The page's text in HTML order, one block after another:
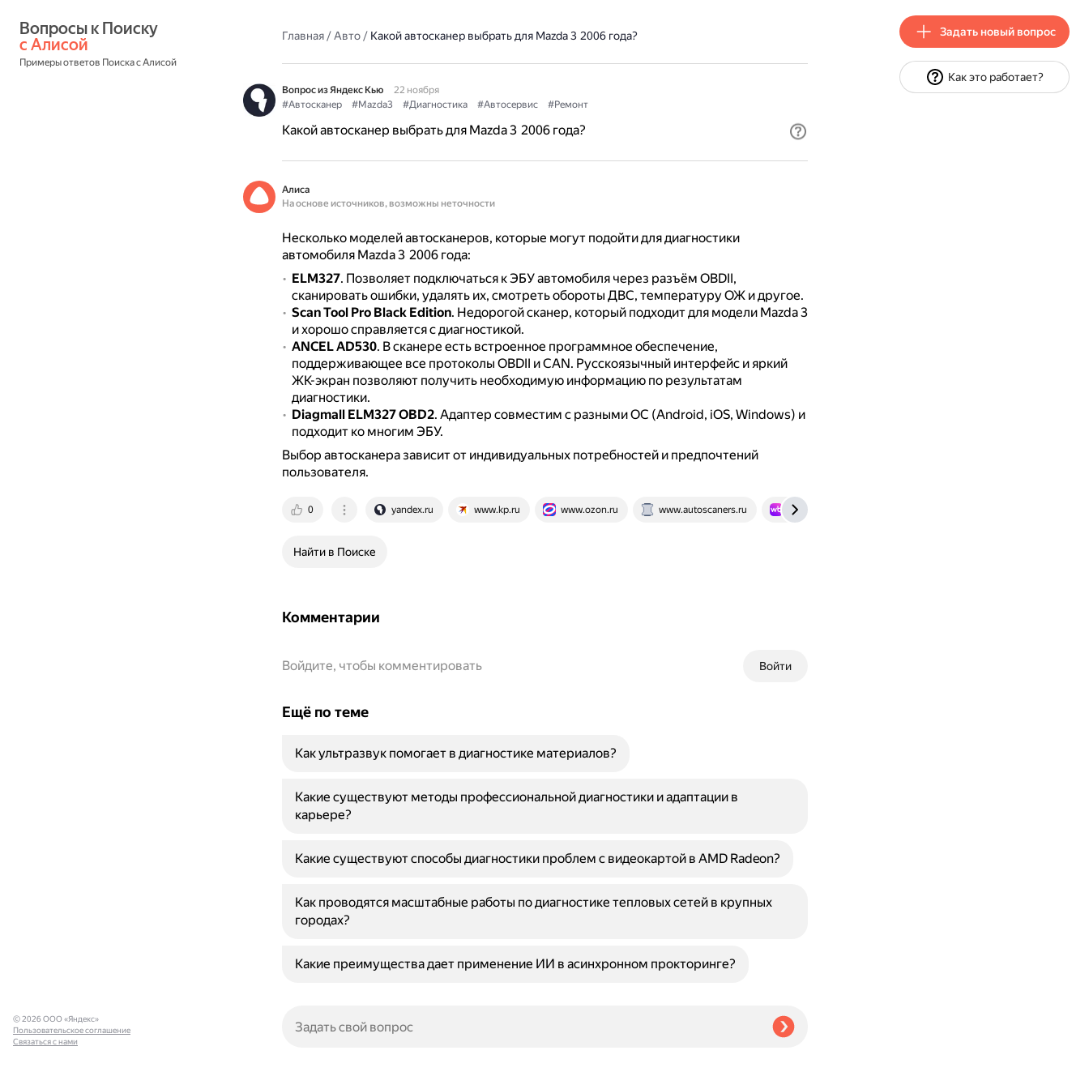
с Алисой
Примеры ответов Поиска с Алисой
Главная/Авто/ Какой автосканер выбрать для Mazda 3 2006 года?
Вопрос из Яндекс Кью
22 ноября
#Автосканер
#Mazda3 #Диагностика #Автосервис #Ремонт
Какой автосканер выбрать для Mazda 3 2006 года?
Алиса
На основе источников, возможны неточности
Несколько моделей автосканеров, которые могут подойти для диагностики
автомобиля Mazda 3 2006 года:
ELM327. Позволяет подключаться к ЭБУ автомобиля через разъём OBDII,
сканировать ошибки, удалять их, смотреть обороты ДВС, температуру ОЖ и другое.
Scan Tool Pro Black Edition. Недорогой сканер, который подходит для модели Mazda 3
и хорошо справляется с диагностикой.
ANCEL AD530. В сканере есть встроенное программное обеспечение,
поддерживающее все протоколы OBDII и CAN. Русскоязычный интерфейс и яркий
ЖК-экран позволяют получить необходимую информацию по результатам
диагностики.
Diagmall ELM327 OBD2. Адаптер совместим с разными ОС (Android, iOS, Windows) и
подходит ко многим ЭБУ.
Выбор автосканера зависит от индивидуальных потребностей и предпочтений
пользователя.
0 yandex.ru www.kp.ru www.ozon.ru www.autoscaners.ru www.wildberries.ru
Найти в Поиске
Комментарии
Войти
Войдите, чтобы комментировать
Ещё по теме
Как ультразвук помогает в диагностике материалов?
Какие существуют методы профессиональной диагностики и адаптации в
карьере?
Какие существуют способы диагностики проблем с видеокартой в AMD Radeon?
Как проводятся масштабные работы по диагностике тепловых сетей в крупных
городах?
Какие преимущества дает применение ИИ в асинхронном прокторинге?
© 2026 ООО «Яндекс»
Пользовательское соглашение
Связаться с нами
Задать новый вопрос
Как это работает?